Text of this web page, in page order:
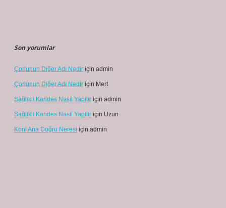
Son yorumlar
Çorlunun Diğer Adı Nedir için admin
Çorlunun Diğer Adı Nedir için Mert
Sağlıklı Karides Nasıl Yapılır için admin
Sağlıklı Karides Nasıl Yapılır için Uzun
Koni Ana Doğru Neresi için admin